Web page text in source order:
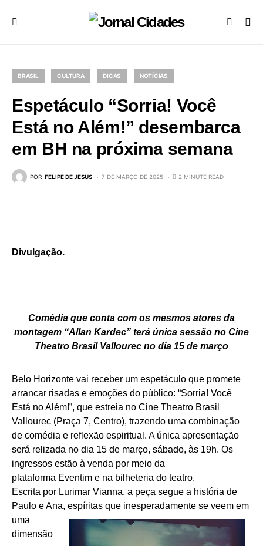
BRASIL CULTURA DICAS NOTÍCIAS
Espetáculo “Sorria! Você
Está no Além!” desembarca
em BH na próxima semana
POR FELIPE DE JESUS 7 DE MARÇO DE 2025 2 MINUTE READ
Divulgação.
Comédia que conta com os mesmos atores da
montagem “Allan Kardec” terá única sessão no Cine
Theatro Brasil Vallourec no dia 15 de março
Belo Horizonte vai receber um espetáculo que promete
arrancar risadas e emoções do público: “Sorria! Você
Está no Além!”, que estreia no Cine Theatro Brasil
Vallourec (Praça 7, Centro), trazendo uma combinação
de comédia e reflexão espiritual. A única apresentação
será relizada no dia 15 de março, sábado, às 19h. Os
ingressos estão à venda por meio da
plataforma Eventim e na bilheteria do teatro.
Escrita por Lurimar Vianna, a peça segue a história de
Paulo e Ana, espíritas que inesperadamente se veem em
uma
dimensão